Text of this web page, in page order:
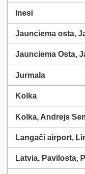
Inesi
Jaunciema osta,
Jaunciema Osta,
Jurmala
Kolka
Kolka, Andrejs
Langači airport,
Latvia, Pavilosta,